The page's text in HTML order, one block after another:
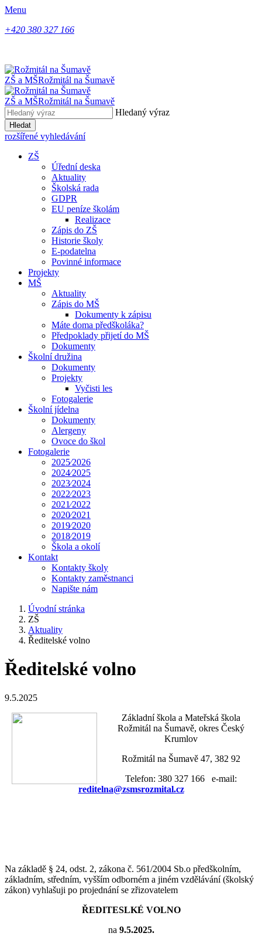
Menu
+420 380 327 166
ZŠ a MŠRožmitál na Šumavě
ZŠ a MŠRožmitál na Šumavě
Hledaný výraz
Hledat
rozšířené vyhledávání
ZŠ
Úřední deska
Aktuality
Školská rada
GDPR
EU peníze školám
Realizace
Zápis do ZŠ
Historie školy
E-podatelna
Povinné informace
Projekty
MŠ
Aktuality
Zápis do MŠ
Dokumenty k zápisu
Máte doma předškoláka?
Předpoklady přijetí do MŠ
Dokumenty
Školní družina
Dokumenty
Projekty
Vyčisti les
Fotogalerie
Školní jídelna
Dokumenty
Alergeny
Ovoce do škol
Fotogalerie
2025⁄2026
2024⁄2025
2023⁄2024
2022⁄2023
2021⁄2022
2020⁄2021
2019⁄2020
2018⁄2019
Škola a okolí
Kontakt
Kontakty školy
Kontakty zaměstnanci
Napište nám
Úvodní stránka
ZŠ
Aktuality
Ředitelské volno
Ředitelské volno
9.5.2025
Základní škola a Mateřská škola
Rožmitál na Šumavě, okres Český
Krumlov
Rožmitál na Šumavě 47, 382 92
Telefon: 380 327 166 e-mail:
reditelna@zsmsrozmital.cz
Na základě § 24, odst. 2, zákona č. 561/2004 Sb.o předškolním,
základním, středním, vyšším odborném a jiném vzdělávání (školský
zákon) vyhlašuji po projednání se zřizovatelem
ŘEDITESLKÉ VOLNO
na 9.5.2025.